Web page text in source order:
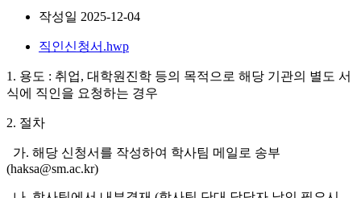
작성일 2025-12-04
직인신청서.hwp
1. 용도 : 취업, 대학원진학 등의 목적으로 해당 기관의 별도 서
식에 직인을 요청하는 경우
2. 절차
가. 해당 신청서를 작성하여 학사팀 메일로 송부
(haksa@sm.ac.kr)